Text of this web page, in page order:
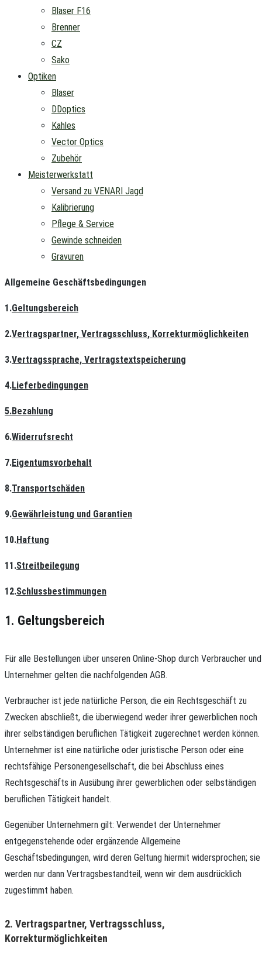
Blaser F16
Brenner
CZ
Sako
Optiken
Blaser
DDoptics
Kahles
Vector Optics
Zubehör
Meisterwerkstatt
Versand zu VENARI Jagd
Kalibrierung
Pflege & Service
Gewinde schneiden
Gravuren
Allgemeine Geschäftsbedingungen
1.Geltungsbereich
2.Vertragspartner, Vertragsschluss, Korrekturmöglichkeiten
3.Vertragssprache, Vertragstextspeicherung
4.Lieferbedingungen
5.Bezahlung
6.Widerrufsrecht
7.Eigentumsvorbehalt
8.Transportschäden
9.Gewährleistung und Garantien
10.Haftung
11.Streitbeilegung
12.Schlussbestimmungen
1. Geltungsbereich
Für alle Bestellungen über unseren Online-Shop durch Verbraucher und
Unternehmer gelten die nachfolgenden AGB.
Verbraucher ist jede natürliche Person, die ein Rechtsgeschäft zu
Zwecken abschließt, die überwiegend weder ihrer gewerblichen noch
ihrer selbständigen beruflichen Tätigkeit zugerechnet werden können.
Unternehmer ist eine natürliche oder juristische Person oder eine
rechtsfähige Personengesellschaft, die bei Abschluss eines
Rechtsgeschäfts in Ausübung ihrer gewerblichen oder selbständigen
beruflichen Tätigkeit handelt.
Gegenüber Unternehmern gilt: Verwendet der Unternehmer
entgegenstehende oder ergänzende Allgemeine
Geschäftsbedingungen, wird deren Geltung hiermit widersprochen; sie
werden nur dann Vertragsbestandteil, wenn wir dem ausdrücklich
zugestimmt haben.
2. Vertragspartner, Vertragsschluss,
Korrekturmöglichkeiten